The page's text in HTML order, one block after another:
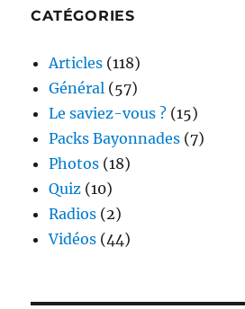
CATÉGORIES
Articles (118)
Général (57)
Le saviez-vous ? (15)
Packs Bayonnades (7)
Photos (18)
Quiz (10)
Radios (2)
Vidéos (44)